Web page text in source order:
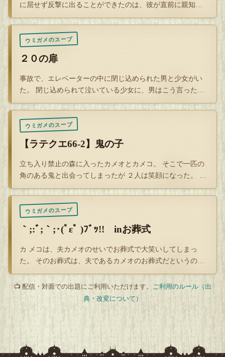
す。
数分後、男はボロアパートで愕然としていました。
朝暑さも夜寒さも堪えきった男を限界に持っていったのは騒
音でした。
なんということでしょう。
左の住人は昼夜の気温差に風邪を引き咳とくしゃみが止まら
ないようです。
右の住人は昼の陽気に眠りこけてしまったと呻きながら動き
回っています。
最も耐え難いのは上と下のカップルが冬布団をクリーニング
に出してしまったとかで
寒いらしくお約束のセリフとともにイチャつき始めたこと。
壁の薄いボロアパートで男は３６０度から攻撃を受けまし
た。
男は気を紛らわす相手も趣味も持ちません。
男はキレてアパートを飛び出し、その足で不動産屋に駆け込
みました。
引っ越しソバをすすっても隣に聞こえない所にしよう、と。
「な！黒でしょ？」
に屈せず反撃に出ることができたのは、彼が直前に親知ら
ずを抜いていたお…
ウミガメのスープ
２０の扉
事故で、エレベーターの中に閉じ込められた男と少女がい
た。 閉じ込められて泣いている少女に、男はこう言った。
「ゲームをし…
ウミガメのスープ
【ラテクエ66-2】鬼の子
立ち入り禁止の森に入ったカメオとカメコ。 そこで一匹の
角のある鬼と出会ってしまったが ２人は笑顔になった。 一
体なぜ?
ウミガメのスープ
｀;:ﾞ;｀;･(ﾟεﾟ )ﾌﾞｯ!! inお葬式
カ メコは、夫カメオのせいでお葬式で大笑いしてしまっ
た。 そのお葬式は、夫であるカメオのお葬式だというの
に、だ。 一体何…
📺 配信・対面での出題にご利用いただけます。
ご利用のルール（出
典・改変について）